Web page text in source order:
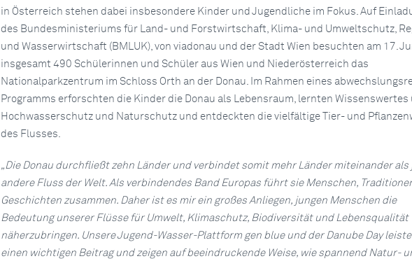
in Österreich stehen dabei insbesondere Kinder und Jugendliche im Fokus. Auf
des Bundesministeriums für Land- und Forstwirtschaft, Klima- und Umweltschutz,
und Wasserwirtschaft (BMLUK), von viadonau und der Stadt Wien besuchten am 17.
insgesamt 490 Schülerinnen und Schüler aus Wien und Niederösterreich das
Nationalparkzentrum im Schloss Orth an der Donau. Im Rahmen eines
Programms erforschten die Kinder die Donau als Lebensraum, lernten Wissenswertes
Hochwasserschutz und Naturschutz und entdeckten die vielfältige Tier- und
des Flusses.
„Die Donau durchfließt zehn Länder und verbindet somit mehr Länder miteinander als
andere Fluss der Welt. Als verbindendes Band Europas führt sie Menschen,
Geschichten zusammen. Daher ist es mir ein großes Anliegen, jungen Menschen die
Bedeutung unserer Flüsse für Umwelt, Klimaschutz, Biodiversität und Lebensqualität
näherzubringen. Unsere Jugend-Wasser-Plattform gen blue und der Danube Day
einen wichtigen Beitrag und zeigen auf beeindruckende Weise, wie spannend Natur-